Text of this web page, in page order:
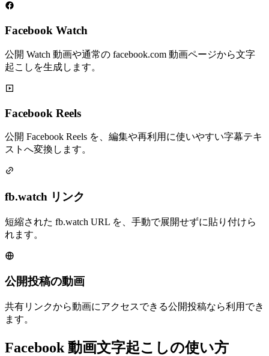
Facebook Watch
公開 Watch 動画や通常の facebook.com 動画ページから文字
起こしを生成します。
Facebook Reels
公開 Facebook Reels を、編集や再利用に使いやすい字幕テキ
ストへ変換します。
fb.watch リンク
短縮された fb.watch URL を、手動で展開せずに貼り付けら
れます。
公開投稿の動画
共有リンクから動画にアクセスできる公開投稿なら利用でき
ます。
Facebook 動画文字起こしの使い方